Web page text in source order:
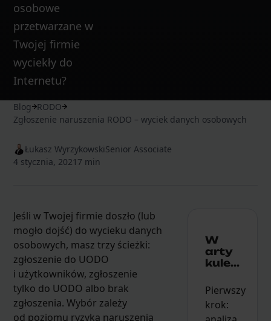
osobowe
przetwarzane w
Twojej firmie
wyciekły do
Internetu?
Blog
RODO
Zgłoszenie naruszenia RODO – wyciek danych osobowych
Łukasz WyrzykowskiSenior Associate
4 stycznia, 2021 7 min
Jeśli w Twojej firmie doszło (lub
mogło dojść) do wycieku danych
osobowych, masz trzy ścieżki:
zgłoszenie do UODO
i użytkowników, zgłoszenie
tylko do UODO albo brak
zgłoszenia. Wybór zależy
od poziomu ryzyka naruszenia
W
arty
kule...
Pierwszy
krok: